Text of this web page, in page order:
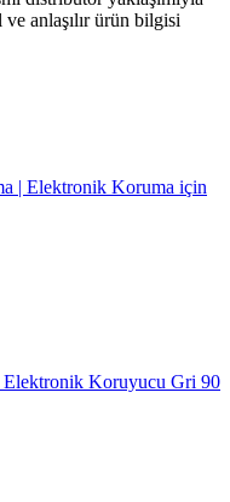
anlaşılır ürün bilgisi
| Elektronik Koruma için
Koruyucu Gri 90